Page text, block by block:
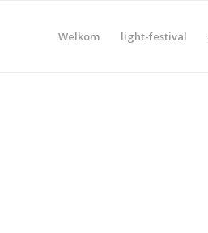
Welkom light-festival